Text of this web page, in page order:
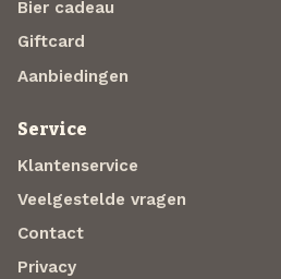
Bier cadeau
Giftcard
Aanbiedingen
Service
Klantenservice
Veelgestelde vragen
Contact
Privacy